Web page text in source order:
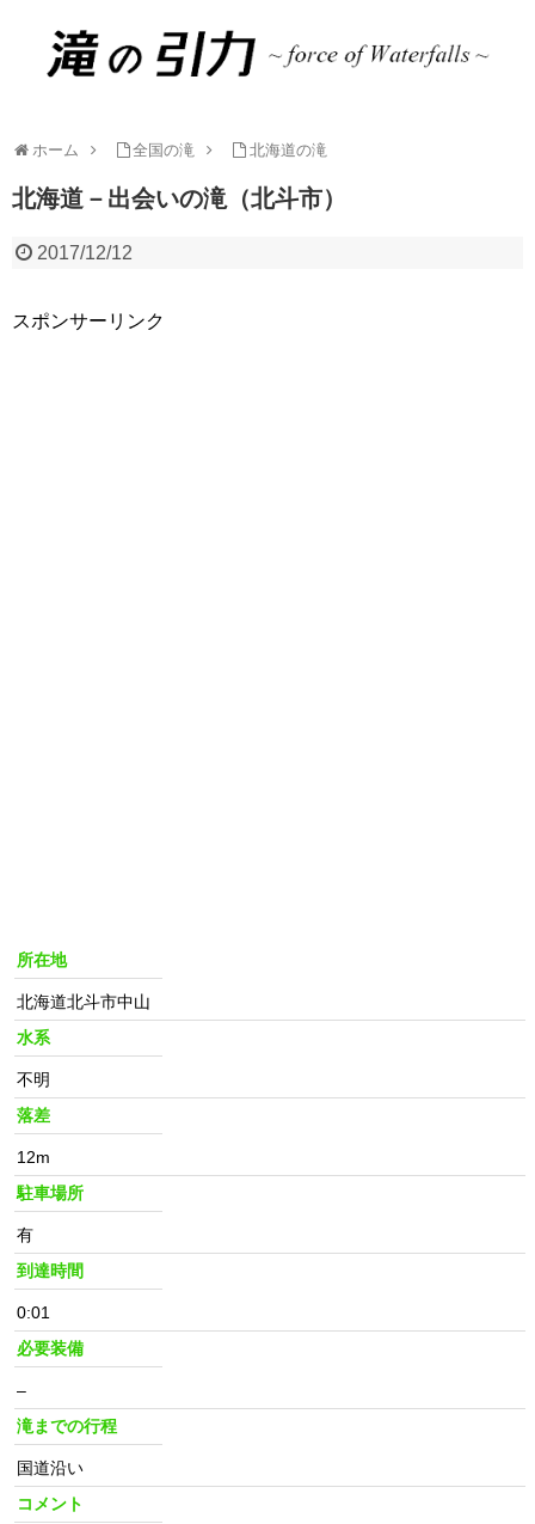
ホーム 全国の滝 北海道の滝
北海道－出会いの滝（北斗市）
2017/12/12
スポンサーリンク
所在地
北海道北斗市中山
水系
不明
落差
12m
駐車場所
有
到達時間
0:01
必要装備
–
滝までの行程
国道沿い
コメント